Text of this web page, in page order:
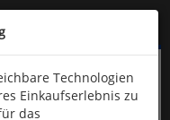
Technologien
Einkaufserlebnis zu
das